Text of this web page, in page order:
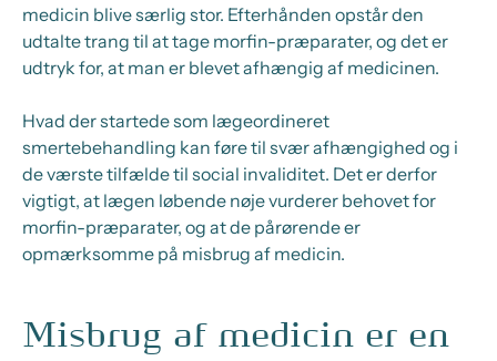
medicin blive særlig stor. Efterhånden opstår den
udtalte trang til at tage morfin-præparater, og det er
udtryk for, at man er blevet afhængig af medicinen.
Hvad der startede som lægeordineret
smertebehandling kan føre til svær afhængighed og i
de værste tilfælde til social invaliditet. Det er derfor
vigtigt, at lægen løbende nøje vurderer behovet for
morfin-præparater, og at de pårørende er
opmærksomme på misbrug af medicin.
Misbrug af medicin er en